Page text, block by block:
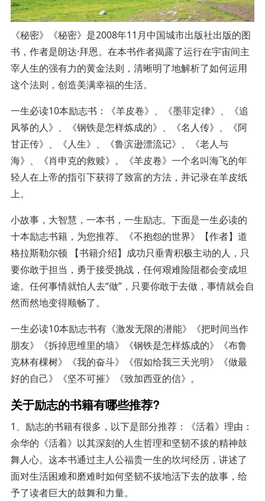
《秘密》《秘密》是2008年11月中国城市出版社出版的图
书，作者是朗达·拜恩。在本书作者揭露了运行在宇宙间主
宰人生的强有力的黄金法则，清晰明了地解析了如何运用
这个法则，创造美满幸福的生活。
一生必读10本励志书：《羊皮卷》、《墨菲定律》、《追
风筝的人》、《钢铁是怎样炼成的》、《名人传》、《阿
甘正传》、《人生》、《鲁滨逊漂流记》、《老人与
海》、《肖申克的救赎》。《羊皮卷》一个名叫海飞的年
轻人在上帝的指引下获得了致富的方法，并记录在羊皮纸
上。
小故事，大智慧，一本书，一生励志。下面是一生必读的
十本励志书籍，为您推荐。《不抱怨的世界》【作者】道
格拉斯勒尔顿 【书籍介绍】成功只垂青积极主动的人，只
要你敢于担当，勇于接受挑战，任何艰难险阻都会变成坦
途。任何事情就怕人去“做”，只要你敢于去做，事情就会自
然而然地变得顺畅了。
一生必读10本励志书有《激发无限的潜能》《把时间当作
朋友》《拆掉思维里的墙》《钢铁是怎样炼成的》《布鲁
克林有棵树》《我的奋斗》《假如给我三天光明》《做最
好的自己》《坚不可摧》《致加西亚的信》。
关于励志的书籍有哪些推荐?
1、励志的书籍有很多，以下是部分推荐：《活着》理由：
余华的《活着》以其深刻的人生哲理和坚韧不拔的精神鼓
舞人心。这本书通过主人公福贵一生的坎坷经历，讲述了
面对生活困难和磨难时如何坚韧不拔地活下去的故事，给
予了读者巨大的鼓舞和力量。